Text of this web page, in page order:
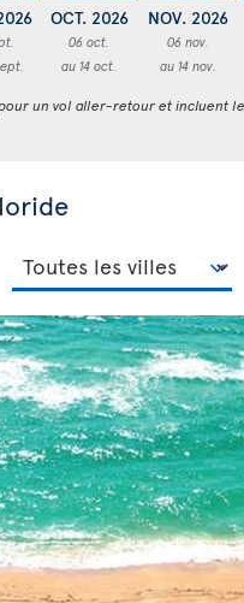
OCT. 2026
06 oct.
au 14 oct.
NOV. 2026
06 nov.
au 14 nov.
un vol aller-retour et incluent